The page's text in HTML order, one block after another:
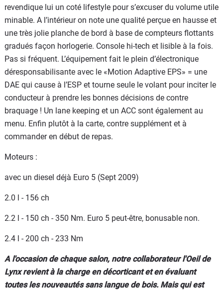
revendique lui un coté lifestyle pour s’excuser du volume utile
minable. A l’intérieur on note une qualité perçue en hausse et
une très jolie planche de bord à base de compteurs flottants
gradués façon horlogerie. Console hi-tech et lisible à la fois.
Pas si fréquent. L’équipement fait le plein d’électronique
déresponsabilisante avec le «Motion Adaptive EPS» = une
DAE qui cause à l’ESP et tourne seule le volant pour inciter le
conducteur à prendre les bonnes décisions de contre
braquage ! Un lane keeping et un ACC sont également au
menu. Enfin plutôt à la carte, contre supplément et à
commander en début de repas.
Moteurs :
avec un diesel déjà Euro 5 (Sept 2009)
2.0 l - 156 ch
2.2 l - 150 ch - 350 Nm. Euro 5 peut-être, bonusable non.
2.4 l - 200 ch - 233 Nm
A l'occasion de chaque salon, notre collaborateur l'Oeil de
Lynx revient à la charge en décorticant et en évaluant
toutes les nouveautés sans langue de bois. Mais qui est